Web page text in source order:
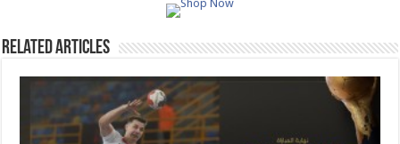
Related Articles